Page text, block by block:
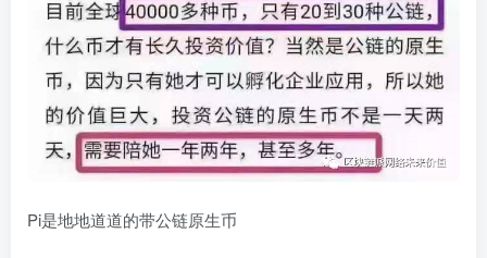
Pi是地地道道的带公链原生币